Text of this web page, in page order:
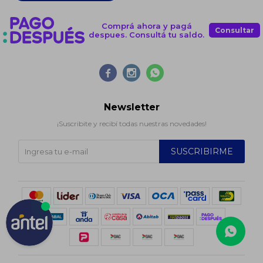
Comprá ahora y pagá
despues. Consultá tu saldo.
Consultar
  
Newsletter
¡Suscribite y recibí todas nuestras novedades!
SUSCRIBIRME